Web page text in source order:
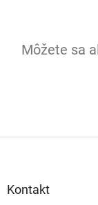
Môžete sa
Kontakt